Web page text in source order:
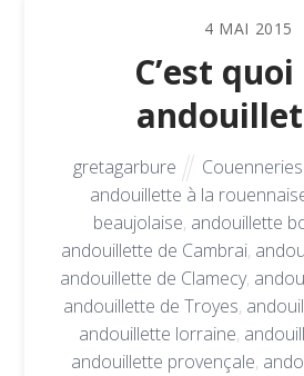
4 MAI 2015
C’est
gretagarbure Couenneries
andouillette à la
beaujolaise, andouillette
andouillette de Cambrai,
andouillette de Clamecy,
andouillette de Troyes,
andouillette lorraine,
andouillette provençale,